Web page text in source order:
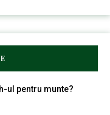
ul pentru munte?